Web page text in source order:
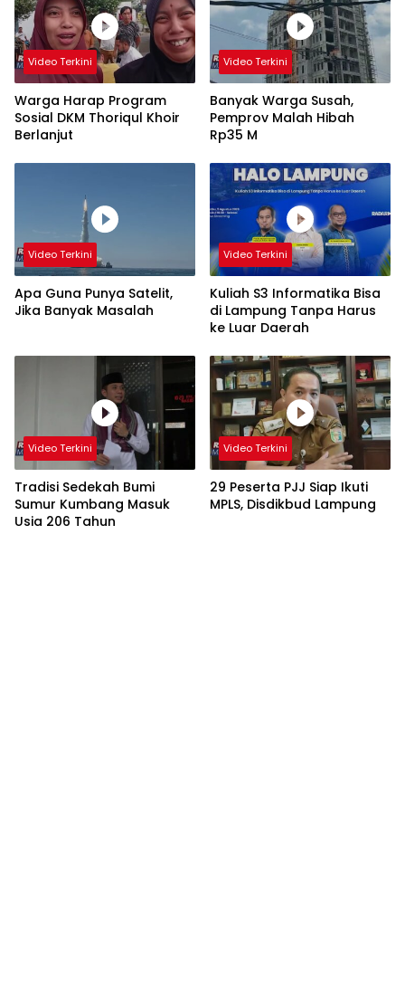
Video Terkini
Warga Harap Program
Sosial DKM Thoriqul Khoir
Berlanjut
Video Terkini
Banyak Warga Susah,
Pemprov Malah Hibah
Rp35 M
Video Terkini
Apa Guna Punya Satelit,
Jika Banyak Masalah
Video Terkini
Kuliah S3 Informatika Bisa
di Lampung Tanpa Harus
ke Luar Daerah
Video Terkini
Tradisi Sedekah Bumi
Sumur Kumbang Masuk
Usia 206 Tahun
Video Terkini
29 Peserta PJJ Siap Ikuti
MPLS, Disdikbud Lampung